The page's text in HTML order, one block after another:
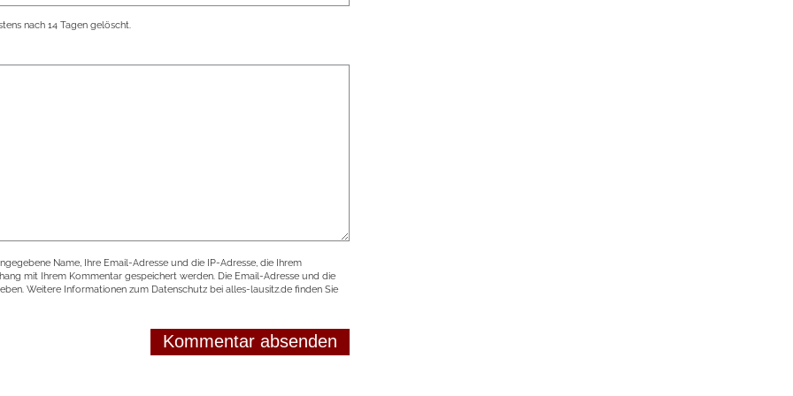
nach 14 Tagen gelöscht.
Name, Ihre Email-Adresse und die IP-Adresse, die Ihrem
mit Ihrem Kommentar gespeichert werden. Die Email-Adresse und die
Weitere Informationen zum Datenschutz bei alles-lausitz.de finden Sie